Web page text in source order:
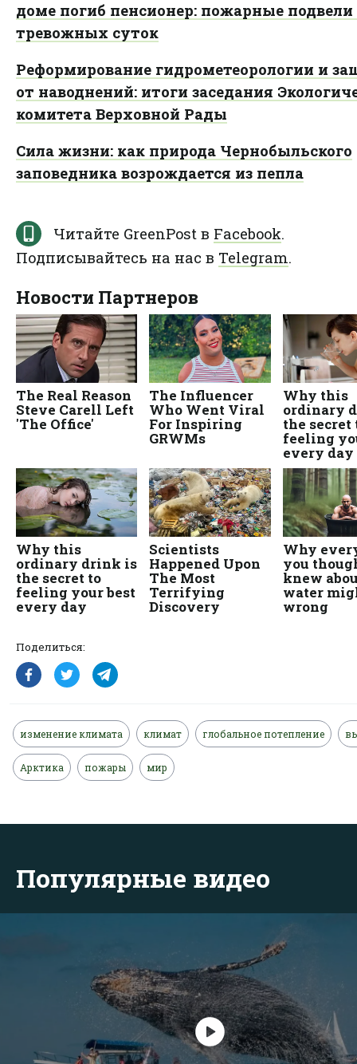
Поделиться:
изменение климата климат глобальное потепление
Арктика пожары мир
доме погиб пенсионер: пожарные подвели
тревожных суток
Реформирование гидрометеорологии и
от наводнений: итоги заседания
комитета Верховной Рады
Сила жизни: как природа Чернобыльского
заповедника возрождается из пепла
Читайте GreenPost в Facebook.
Подписывайтесь на нас в Telegram.
Популярные видео